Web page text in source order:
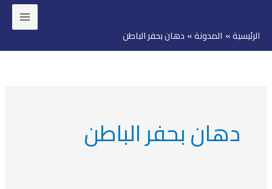
المحتوى
الرئيسية المدونة دهان بحفر الباطن
دهان بحفر الباطن